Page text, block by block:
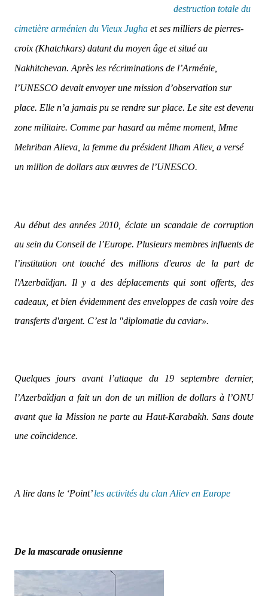
destruction totale du
cimetière arménien du Vieux Jugha et ses milliers de pierres-
croix (Khatchkars) datant du moyen âge et situé au
Nakhitchevan. Après les récriminations de l’Arménie,
l’UNESCO devait envoyer une mission d’observation sur
place. Elle n’a jamais pu se rendre sur place. Le site est devenu
zone militaire. Comme par hasard au même moment, Mme
Mehriban Alieva, la femme du président Ilham Aliev, a versé
un million de dollars aux œuvres de l’UNESCO.
Au début des années 2010, éclate un scandale de corruption
au sein du Conseil de l’Europe. Plusieurs membres influents de
l’institution ont touché des millions d'euros de la part de
l'Azerbaïdjan. Il y a des déplacements qui sont offerts, des
cadeaux, et bien évidemment des enveloppes de cash voire des
transferts d'argent. C’est la "diplomatie du caviar».
Quelques jours avant l’attaque du 19 septembre dernier,
l’Azerbaïdjan a fait un don de un million de dollars à l’ONU
avant que la Mission ne parte au Haut-Karabakh. Sans doute
une coïncidence.
A lire dans le ‘Point’les activités du clan Aliev en Europe
De la mascarade onusienne